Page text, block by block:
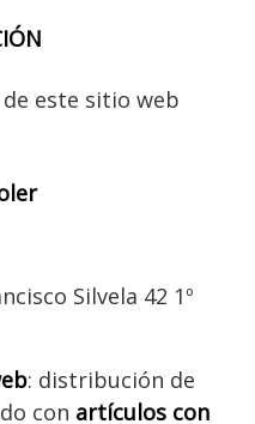
este sitio web
Silvela 42 1º
: distribución de
con artículos con